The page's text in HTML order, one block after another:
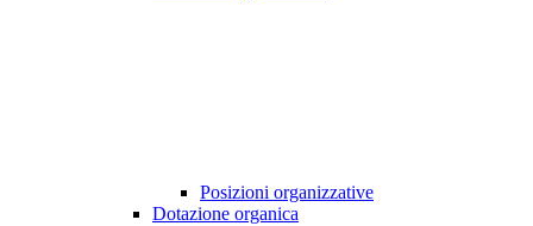
Posizioni organizzative
Dotazione organica